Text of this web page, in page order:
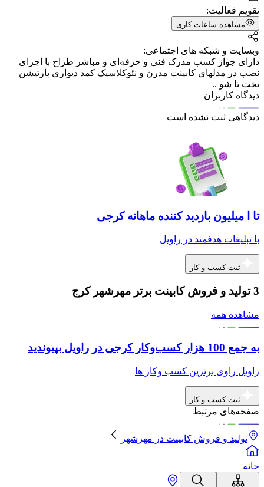
تقویم فعالیت:
مشاهده ساعات کاری
وبسایت و شبکه های اجتماعی:
دارای جواز کسب مدرک فنی و حرفه‌ای و مباشر طراح با اجرای
نصب در مدلهای کابینت مدرن و نئوکلاسیک کمد دیواری پارتیشن
تخت تا شو ..
دیدگاه کاربران
دیدگاهی ثبت نشده است
تا ا میلیون بازدید کننده ماهانه کرجی
با تبلیغات هدفمند در راویل
ثبت کسب و کار
3 تولید و فروش کابینت برتر مهرشهر کرج
مشاهده همه
به جمع 100 هزار کسب‌وکار کرجی در راویل بپیوندید
راویل راوی برترین کسب وکار ها
ثبت کسب و کار
صفحه‌های مرتبط
تولید و فروش کابینت در مهرشهر
خانه